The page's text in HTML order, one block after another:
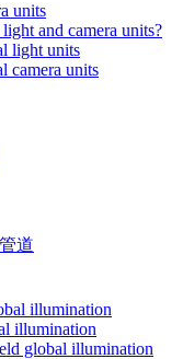
units
and camera units?
light units
camera units
道
illumination
illumination
global illumination